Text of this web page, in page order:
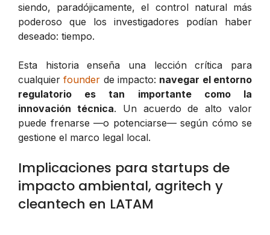
siendo, paradójicamente, el control natural más
poderoso que los investigadores podían haber
deseado: tiempo.
Esta historia enseña una lección crítica para
cualquierfounder de impacto: navegar el entorno
regulatorio es tan importante como la
innovación técnica. Un acuerdo de alto valor
puede frenarse —o potenciarse— según cómo se
gestione el marco legal local.
Implicaciones para startups de
impacto ambiental, agritech y
cleantech en LATAM